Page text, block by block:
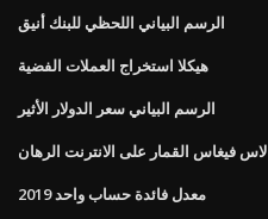
الرسم البياني اللحظي للبنك أنيق
هيكلا استخراج العملات الفضية
الرسم البياني سعر الدولار الأثير
لاس فيغاس القمار على الانترنت الرهان
معدل فائدة حساب واحد 2019